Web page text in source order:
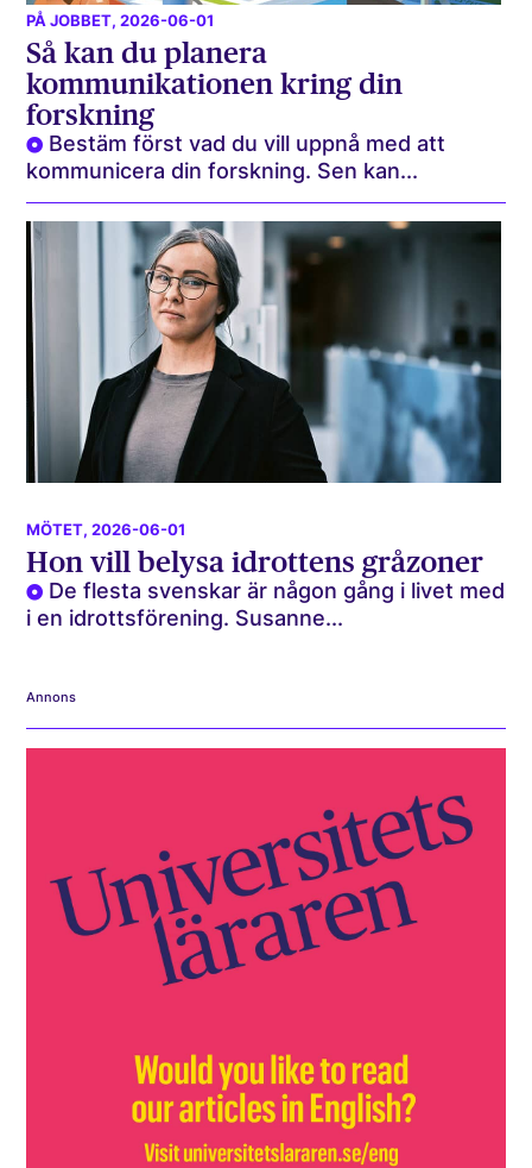
PÅ JOBBET, 2026-06-01
Så kan du planera
kommunikationen kring din
forskning
Bestäm först vad du vill uppnå med att
kommunicera din forskning. Sen kan...
MÖTET, 2026-06-01
Hon vill belysa idrottens gråzoner
De flesta svenskar är någon gång i livet med
i en idrottsförening. Susanne...
Annons